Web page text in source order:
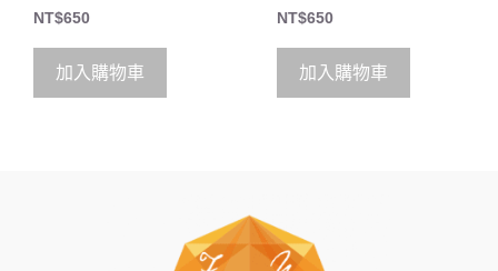
0
o
t
5
NT$650
加入購物車
0
o
t
5
NT$650
加入購物車